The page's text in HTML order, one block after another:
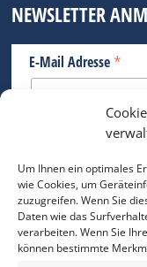
Um Ihnen ein optimales
wie Cookies, um
zuzugreifen. Wenn Sie
Daten wie das
verarbeiten. Wenn Sie
können bestimmte
NEWSLETTER
E-Mail Adresse *
Bitte geben Sie Ihre E-Mail